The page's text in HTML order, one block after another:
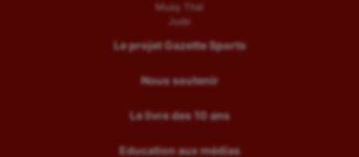
Muay Thaï
Judo
Le projet Gazette Sports
Nous soutenir
Le livre des 10 ans
Education aux médias